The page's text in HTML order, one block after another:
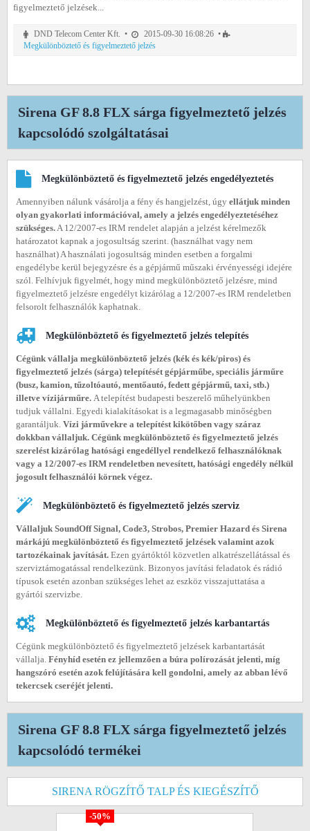
figyelmeztető jelzések...
DND Telecom Center Kft. •
2015-09-30 16:08:26 •
Megkülönböztető és figyelmeztető jelzés
Sirena GF 8.8 FLX sárga figyelmeztető jelzés
kapcsolódó szolgáltatásai
Megkülönböztető és figyelmeztető jelzés engedélyeztetés
Amennyiben nálunk vásárolja a fény és hangjelzést, úgy ellátjuk minden
olyan gyakorlati információval, amely a jelzés engedélyeztetéséhez
szükséges. A 12/2007-es IRM rendelet alapján a jelzést kérelmezők
határozatot kapnak a jogosultság szerint. (használhat vagy nem
használhat) A használati jogosultság minden esetben a forgalmi
engedélybe kerül bejegyzésre és a gépjármű műszaki érvényességi idejére
szól. Felhívjuk figyelmét, hogy mind megkülönböztető jelzésre, mind
figyelmeztető jelzésre engedélyt kizárólag a 12/2007-es IRM rendeletben
felsorolt felhasználók kaphatnak.
Megkülönböztető és figyelmeztető jelzés telepítés
Cégünk vállalja megkülönböztető jelzés (kék és kék/piros) és
figyelmeztető jelzés (sárga) telepítését gépjárműbe, speciális járműre
(busz, kamion, tűzoltóautó, mentőautó, fedett gépjármű, taxi, stb.)
illetve vízijárműre. A telepítést budapesti beszerelő műhelyünkben
tudjuk vállalni. Egyedi kialakításokat is a legmagasabb minőségben
garantáljuk. Vízi járművekre a telepítést kikötőben vagy száraz
dokkban vállaljuk. Cégünk megkülönböztető és figyelmeztető jelzés
szerelést kizárólag hatósági engedéllyel rendelkező felhasználóknak
vagy a 12/2007-es IRM rendeletben nevesített, hatósági engedély nélkül
jogosult felhasználói körnek végez.
Megkülönböztető és figyelmeztető jelzés szerviz
Vállaljuk SoundOff Signal, Code3, Strobos, Premier Hazard és Sirena
márkájú megkülönböztető és figyelmeztető jelzések valamint azok
tartozékainak javítását. Ezen gyártóktól közvetlen alkatrészellátással és
szerviztámogatással rendelkezünk. Bizonyos javítási feladatok és rádió
típusok esetén azonban szükséges lehet az eszköz visszajuttatása a
gyártói szervizbe.
Megkülönböztető és figyelmeztető jelzés karbantartás
Cégünk megkülönböztető és figyelmeztető jelzések karbantartását
vállalja. Fényhíd esetén ez jellemzően a búra polírozását jelenti, míg
hangszóró esetén azok felújítására kell gondolni, amely az abban lévő
tekercsek cseréjét jelenti.
Sirena GF 8.8 FLX sárga figyelmeztető jelzés
kapcsolódó termékei
SIRENA RÖGZÍTŐ TALP ÉS KIEGÉSZÍTŐ
-50%